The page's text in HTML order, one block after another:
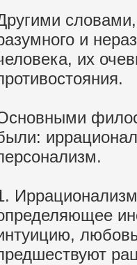
и
их